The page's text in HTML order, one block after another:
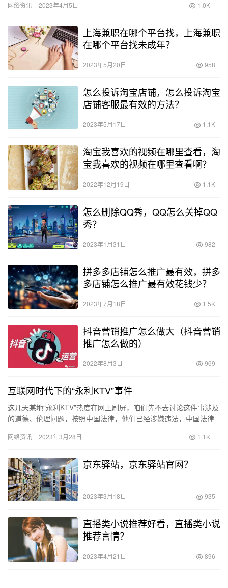
直接，…
网络资讯 2023年4月5日 1.0K
上海兼职在哪个平台找，上海兼职
在哪个平台找未成年？
2023年5月20日 958
怎么投诉淘宝店铺，怎么投诉淘宝
店铺客服最有效的方法？
2023年5月17日 1.1K
淘宝我喜欢的视频在哪里查看，淘
宝我喜欢的视频在哪里查看啊？
2022年12月19日 1.1K
怎么删除QQ秀，QQ怎么关掉QQ
秀？
2023年1月31日 982
拼多多店铺怎么推广最有效，拼多
多店铺怎么推广最有效花钱少？
2023年7月18日 1.5K
抖音营销推广怎么做大（抖音营销
推广怎么做的）
2022年8月3日 969
互联网时代下的“永利KTV”事件
这几天某地“永利KTV”热度在网上刷屏，咱们先不去讨论这件事涉及
的道德、伦理问题，按照中国法律，他们已经涉嫌违法，中国法律
网络资讯 2023年3月28日 1.1K
京东驿站，京东驿站官网？
2023年3月18日 935
直播类小说推荐好看，直播类小说
推荐言情？
2023年4月21日 896